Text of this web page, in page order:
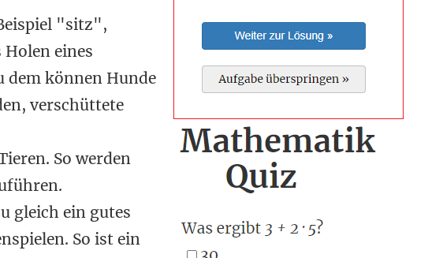
"sitz",
eines
dem können Hunde
verschüttete
So werden
gleich ein gutes
So ist ein